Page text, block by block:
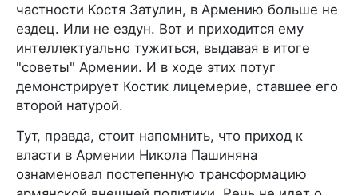
частности Костя Затулин, в Армению больше не
ездец. Или не ездун. Вот и приходится ему
интеллектуально тужиться, выдавая в итоге
"советы" Армении. И в ходе этих потуг
демонстрирует Костик лицемерие, ставшее его
второй натурой.
Тут, правда, стоит напомнить, что приход к
власти в Армении Никола Пашиняна
ознаменовал постепенную трансформацию